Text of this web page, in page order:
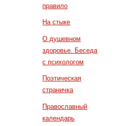
правило
На стыке
О душевном
здоровье. Беседа
с психологом
Поэтическая
страничка
Православный
календарь